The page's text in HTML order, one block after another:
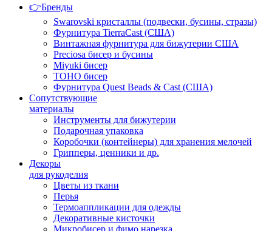
👉Бренды
Swarovski кристаллы (подвески, бусины, стразы)
Фурнитура TierraCast (США)
Винтажная фурнитура для бижутерии США
Preciosa бисер и бусины
Miyuki бисер
TOHO бисер
Фурнитура Quest Beads & Cast (США)
Сопутствующие
материалы
Инструменты для бижутерии
Подарочная упаковка
Коробочки (контейнеры) для хранения мелочей
Грипперы, ценники и др.
Декоры
для рукоделия
Цветы из ткани
Перья
Термоаппликации для одежды
Декоративные кисточки
Микробисер и фимо нарезка